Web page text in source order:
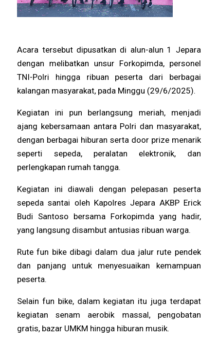
Acara tersebut dipusatkan di alun-alun 1 Jepara
dengan melibatkan unsur Forkopimda, personel
TNI-Polri hingga ribuan peserta dari berbagai
kalangan masyarakat, pada Minggu (29/6/2025).
Kegiatan ini pun berlangsung meriah, menjadi
ajang kebersamaan antara Polri dan masyarakat,
dengan berbagai hiburan serta door prize menarik
seperti sepeda, peralatan elektronik, dan
perlengkapan rumah tangga.
Kegiatan ini diawali dengan pelepasan peserta
sepeda santai oleh Kapolres Jepara AKBP Erick
Budi Santoso bersama Forkopimda yang hadir,
yang langsung disambut antusias ribuan warga.
Rute fun bike dibagi dalam dua jalur rute pendek
dan panjang untuk menyesuaikan kemampuan
peserta.
Selain fun bike, dalam kegiatan itu juga terdapat
kegiatan senam aerobik massal, pengobatan
gratis, bazar UMKM hingga hiburan musik.